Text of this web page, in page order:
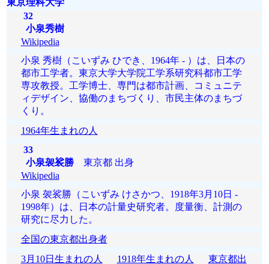
東京理科大学
32
小泉秀樹
Wikipedia
小泉 秀樹（こいずみ ひでき、1964年 - ）は、日本の
都市工学者。東京大学大学院工学系研究科都市工学
専攻教授。工学博士、専門は都市計画、コミュニテ
ィデザイン、協働のまちづくり、市民主体のまちづ
くり。
1964年生まれの人
33
小泉袈裟勝東京都 出身
Wikipedia
小泉 袈裟勝（こいずみ けさかつ、1918年3月10日 -
1998年）は、日本の計量史研究者。度量衡、計測の
研究に尽力した。
全国の東京都出身者
3月10日生まれの人
1918年生まれの人 東京都出